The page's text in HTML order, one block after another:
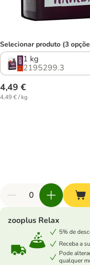
Selecionar produto (3
1 kg
2195299.3
4,49 €
4,49 € / kg
zooplus Relax
5% de
Receba a
Pode
qualquer